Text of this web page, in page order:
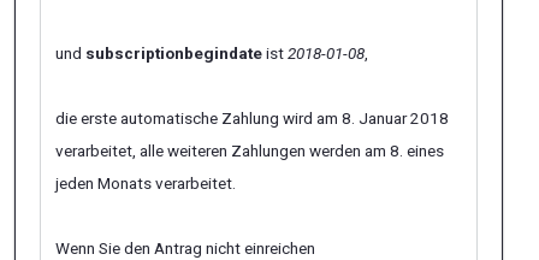
und subscriptionbegindateist2018-01-08,
die erste automatische Zahlung wird am 8. Januar 2018
verarbeitet, alle weiteren Zahlungen werden am 8. eines
jeden Monats verarbeitet.
Wenn Sie den Antrag nicht einreichen